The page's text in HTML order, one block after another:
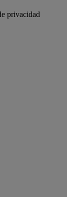
privacidad